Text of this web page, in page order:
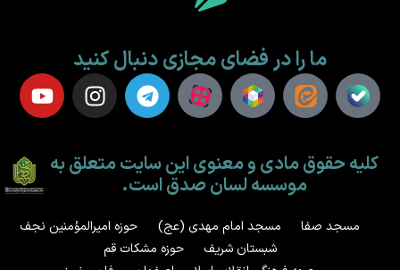
ما را در فضای مجازی دنبال کنید
کلیه حقوق مادی و معنوی این سایت متعلق به
موسسه لسان صدق است.
مسجد صفا مسجد امام مهدی (عج)
حوزه امیرالمؤمنین نجف
شبستان شریف
حوزه مشکات قم